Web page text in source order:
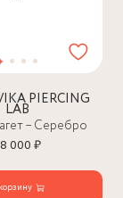
PIERCING
LAB
– Серебро
000 ₽